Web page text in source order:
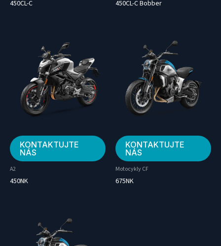
450CL-C 450CL-C Bobber
KONTAKTUJTE
NÁS
A2
450NK
KONTAKTUJTE
NÁS
Motocykly CF
675NK